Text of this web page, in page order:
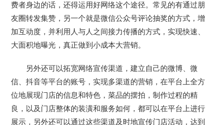
费者身边的话，还得运用好网络这个途径。常见的有通过朋
友圈转发集赞，另一个就是微信公众号评论抽奖的方式，增
加互动度，并利用人与人之间接力传播的方式，实现快速、
大面积地曝光，真正做到小成本大营销。
另外还可以拓宽网络宣传渠道，建立自己的微博、微
信、抖音等平台的账号，实现多渠道的营销，在平台上全方
位地展现门店的信息和特色，菜品的摆拍，制作过程的精
良，以及门店整体的装潢和服务如何，都可以在平台上进行
展示，另外还可以通过这些渠道及时地宣传门店活动，达到